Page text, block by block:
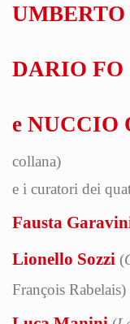
UMBERTO
DARIO FO
e NUCCIO
collana)
e i curatori dei
Fausta
Lionello Sozzi (
François Rabelais)